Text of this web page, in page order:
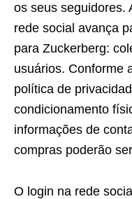
os seus seguidores.
rede social avança
para Zuckerberg:
usuários. Conforme
política de
condicionamento
informações de
compras poderão
O login na rede